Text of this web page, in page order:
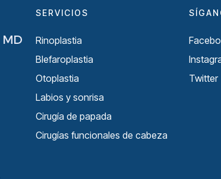
SERVICIOS
Rinoplastia
Blefaroplastia
Otoplastia
Labios y sonrisa
Cirugí­a de papada
Cirugías funcionales de cabeza
Twitter